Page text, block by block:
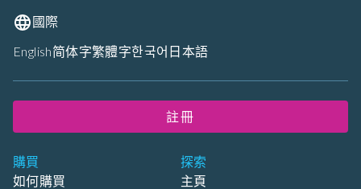
購買
如何購買
探索
主頁
國際
English简体字繁體字한국어 日本語
註冊